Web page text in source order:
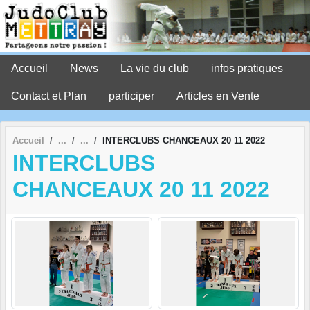
Accueil News La vie du club infos pratiques
Contact et Plan participer Articles en Vente
Accueil INTERCLUBS CHANCEAUX 20 11 2022
INTERCLUBS
CHANCEAUX 20 11 2022
Panneau de gestion des cookies